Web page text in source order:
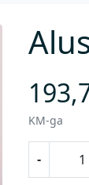
KM-ga
-